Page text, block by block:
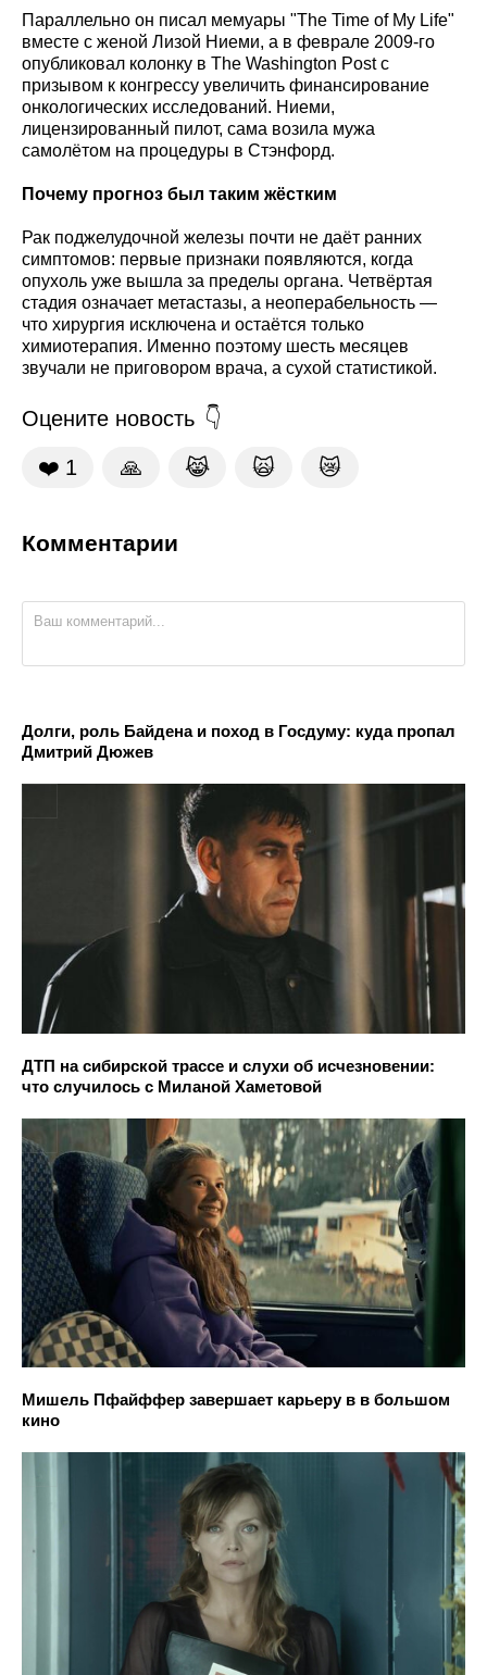
Параллельно он писал мемуары "The Time of My Life"
вместе с женой Лизой Ниеми, а в феврале 2009-го
опубликовал колонку в The Washington Post с
призывом к конгрессу увеличить финансирование
онкологических исследований. Ниеми,
лицензированный пилот, сама возила мужа
самолётом на процедуры в Стэнфорд.
Почему прогноз был таким жёстким
Рак поджелудочной железы почти не даёт ранних
симптомов: первые признаки появляются, когда
опухоль уже вышла за пределы органа. Четвёртая
стадия означает метастазы, а неоперабельность —
что хирургия исключена и остаётся только
химиотерапия. Именно поэтому шесть месяцев
звучали не приговором врача, а сухой статистикой.
Оцените новость
❤️ 1 🙏 😹 🙀 😿
Комментарии
Долги, роль Байдена и поход в Госдуму: куда пропал
Дмитрий Дюжев
ДТП на сибирской трассе и слухи об исчезновении:
что случилось с Миланой Хаметовой
Мишель Пфайффер завершает карьеру в в большом
кино